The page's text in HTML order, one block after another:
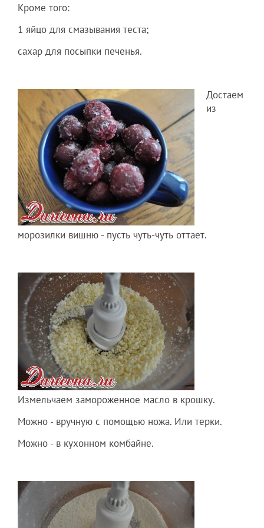
Кроме того:
1 яйцо для смазывания теста;
сахар для посыпки печенья.
Достаем
из
морозилки вишню - пусть чуть-чуть оттает.
Измельчаем замороженное масло в крошку.
Можно - вручную с помощью ножа. Или терки.
Можно - в кухонном комбайне.